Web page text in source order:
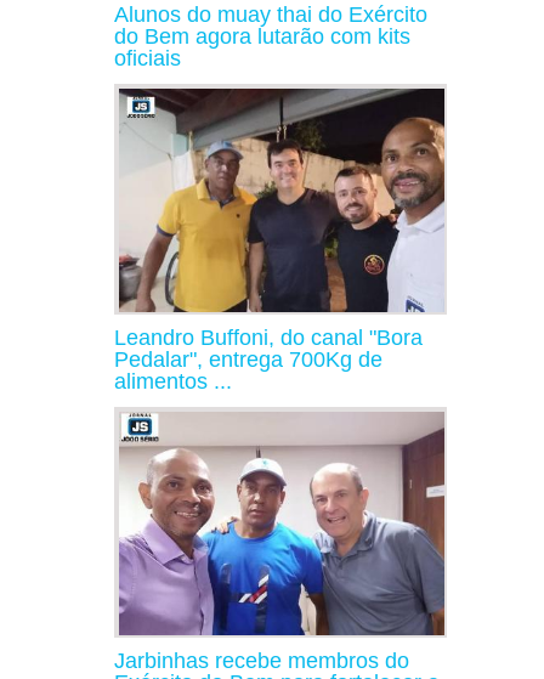
Alunos do muay thai do Exército
do Bem agora lutarão com kits
oficiais
Leandro Buffoni, do canal "Bora
Pedalar", entrega 700Kg de
alimentos ...
Jarbinhas recebe membros do